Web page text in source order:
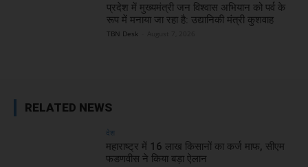
प्रदेश में मुख्यमंत्री जन विश्वास अभियान को पर्व के
रूप में मनाया जा रहा है: उद्यानिकी मंत्री कुशवाह
TBN Desk
RELATED NEWS
देश
महाराष्ट्र में 16 लाख किसानों का कर्ज माफ, सीएम
फडणवीस ने किया बड़ा ऐलान